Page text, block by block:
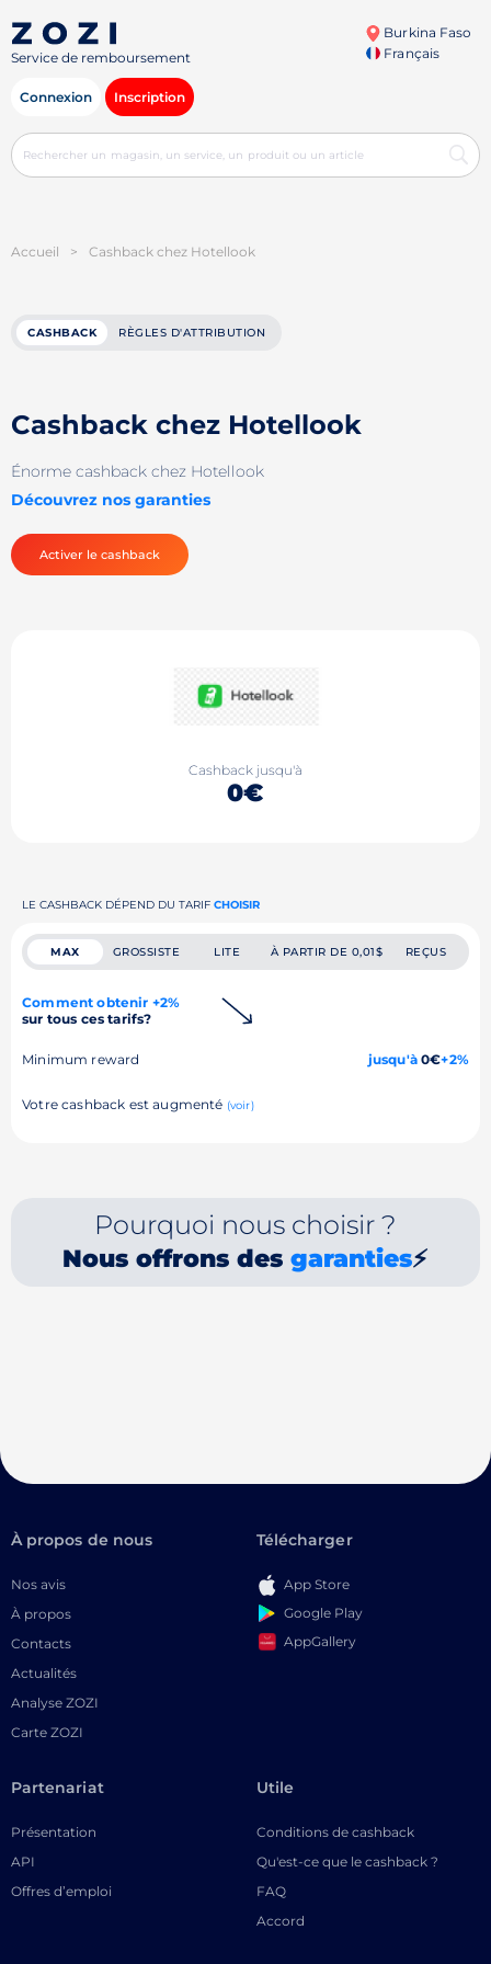
Service de remboursement
Burkina Faso
Français
Connexion Inscription
Accueil > Cashback chez Hotellook
CASHBACK RÈGLES D'ATTRIBUTION
Cashback chez Hotellook
Énorme cashback chez Hotellook
Découvrez nos garanties
Activer le cashback
Cashback jusqu'à
0€
LE CASHBACK DÉPEND DU TARIF CHOISIR
MAX GROSSISTE LITE À PARTIR DE 0,01$ REÇUS
Comment obtenir +2%
sur tous ces tarifs?
Minimum reward jusqu'à0€+2%
Votre cashback est augmenté (voir)
Pourquoi nous choisir ?
Nous offrons desgaranties⚡
À propos de nous
Nos avis
À propos
Contacts
Actualités
Analyse ZOZI
Carte ZOZI
Télécharger
App Store
Google Play
AppGallery
Partenariat
Présentation
API
Offres d’emploi
Utile
Conditions de cashback
Qu'est-ce que le cashback ?
FAQ
Accord